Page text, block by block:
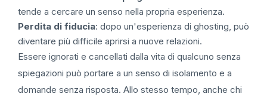
tende a cercare un senso nella propria esperienza.
Perdita di fiducia: dopo un'esperienza di ghosting, può
diventare più difficile aprirsi a nuove relazioni.
Essere ignorati e cancellati dalla vita di qualcuno senza
spiegazioni può portare a un senso di isolamento e a
domande senza risposta. Allo stesso tempo, anche chi